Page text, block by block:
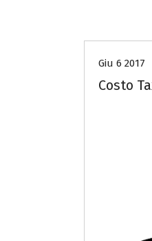
Giu 6 2017
Costo